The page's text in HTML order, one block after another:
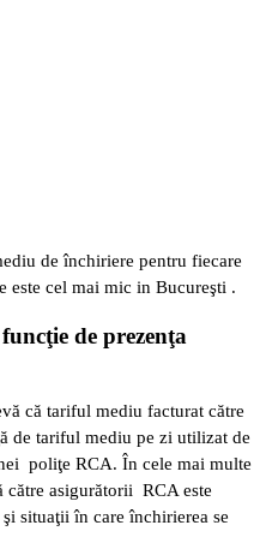
de închiriere pentru fiecare
este cel mai mic in Bucureşti .
de prezenţa
că tariful mediu facturat către
de tariful mediu pe zi utilizat de
poliţe RCA. În cele mai multe
către asigurătorii RCA este
situaţii în care închirierea se